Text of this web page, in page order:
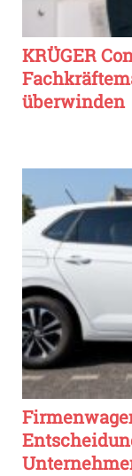
KRÜGER
überwinden